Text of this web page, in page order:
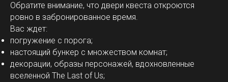
Обратите внимание, что двери квеста откроются
ровно в забронированное время.
Вас ждет:
погружение с порога;
настоящий бункер с множеством комнат;
декорации, образы персонажей, вдохновленные
вселенной The Last of Us;